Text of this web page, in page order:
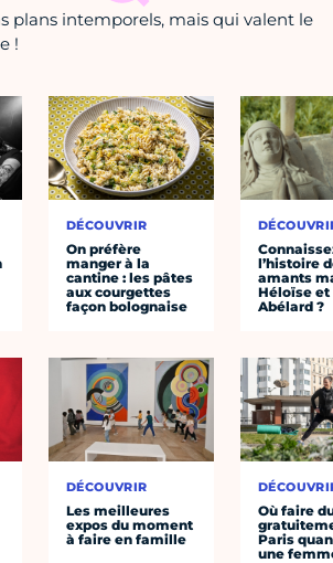
plans intemporels, mais qui valent le
!
DÉCOUVRIR
On préfère
manger à la
cantine : les pâtes
aux courgettes
façon bolognaise
DÉCOUVRIR
Les meilleures
expos du moment
à faire en famille
l’histoire
amants
Héloïse et
Abélard ?
Où faire
Paris
une